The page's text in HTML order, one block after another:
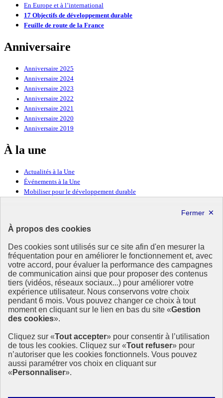
À propos des cookies
Des cookies sont utilisés sur ce site afin d'en mesurer la
fréquentation pour en améliorer le fonctionnement et, avec
votre accord, pour évaluer la performance des campagnes
de communication ainsi que pour proposer des contenus
tiers (vidéos, réseaux sociaux...) pour améliorer votre
expérience utilisateur. Nous conservons votre choix
pendant 6 mois. Vous pouvez changer ce choix à tout
moment en cliquant sur le lien en bas du site «Gestion
des cookies».
Cliquez sur «Tout accepter» pour consentir à l’utilisation
de tous les cookies. Cliquez sur «Tout refuser» pour
n’autoriser que les cookies fonctionnels. Vous pouvez
aussi paramétrer vos choix en cliquant sur
« Personnaliser».
En Europe et à l’international
17 Objectifs de développement durable
Feuille de route de la France
Anniversaire
Anniversaire 2025
Anniversaire 2024
Anniversaire 2023
Anniversaire 2022
Anniversaire 2021
Anniversaire 2020
Anniversaire 2019
À la une
Actualités à la Une
Événements à la Une
Mobiliser pour le développement durable
Ressources
Ressources
La Méth’ODD
Gouvernement
Ce site propose l’information de référence concernant l’Agenda
2030 et la feuille de route de la France. Il valorise la mobilisation de
tous les acteurs.
info.gouv.fr- ouvre une nouvelle fenêtre
service-public.fr - ouvre une nouvelle fenêtre
legifrance.gouv.fr- ouvre une nouvelle fenêtre
data.gouv.fr- ouvre une nouvelle fenêtre
Plan du site
Mentions légales